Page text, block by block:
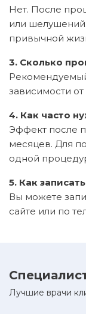
Нет. После
или
привычной
3. Сколько
зависимости
4. Как часто
Эффект после
месяцев. Для
одной
5. Как
Вы можете
сайте или по
Лучшие врачи